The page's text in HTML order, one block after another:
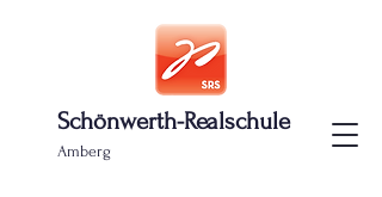
Schönwerth-Realschule
Amberg